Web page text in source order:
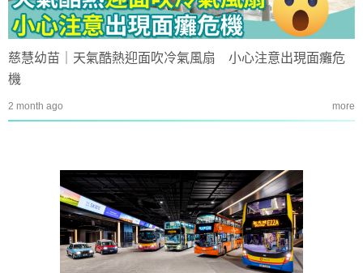
慈慧幼苗｜天氣酷熱迎面吹冷氣風扇 小心注意出現面癱危
機
2 month ago more